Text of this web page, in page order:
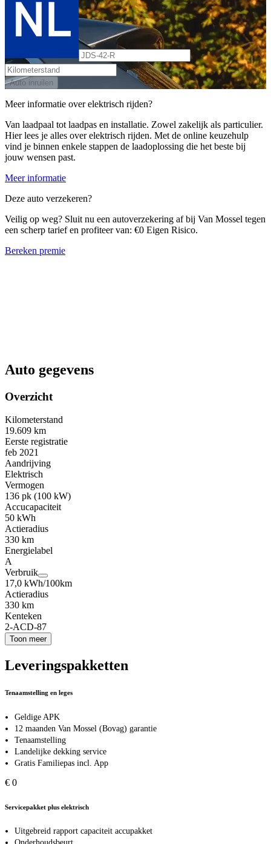
Auto inruilen
Meer informatie over elektrisch rijden?
Van laadpaal tot laadpas en installatie. Zowel zakelijk als particulier.
Hier lees je alles over elektrisch rijden. Met de online keuzehulp
vind je binnen enkele stappen de laadoplossing die het beste bij
jouw wensen past.
Meer informatie
Deze auto verzekeren?
Veilig op weg? Sluit nu een autoverzekering af bij Van Mossel tegen
een scherp tarief en profiteer van: €0 Eigen Risico.
Bereken premie
Auto gegevens
Overzicht
Kilometerstand
19.609 km
Eerste registratie
feb 2021
Aandrijving
Elektrisch
Vermogen
136 pk (100 kW)
Accucapaciteit
50 kWh
Actieradius
330 km
Energielabel
A
Verbruik
17,0 kWh/100km
Actieradius
330 km
Kenteken
2-ACD-87
Toon meer
Leveringspakketten
Tenaamstelling en leges
Geldige APK
12 maanden Van Mossel (Bovag) garantie
Tenaamstelling
Landelijke dekking service
Gratis Familiepas incl. App
€ 0
Servicepakket plus elektrisch
Uitgebreid rapport capaciteit accupakket